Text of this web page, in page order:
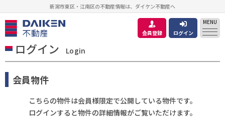
新潟市東区・江南区の不動産情報は、ダイケン不動産へ
会員登録 ログイン
MENU
ログイン Login
会員物件
こちらの物件は会員様限定で公開している物件です。
ログインすると物件の詳細情報がご覧いただけます。